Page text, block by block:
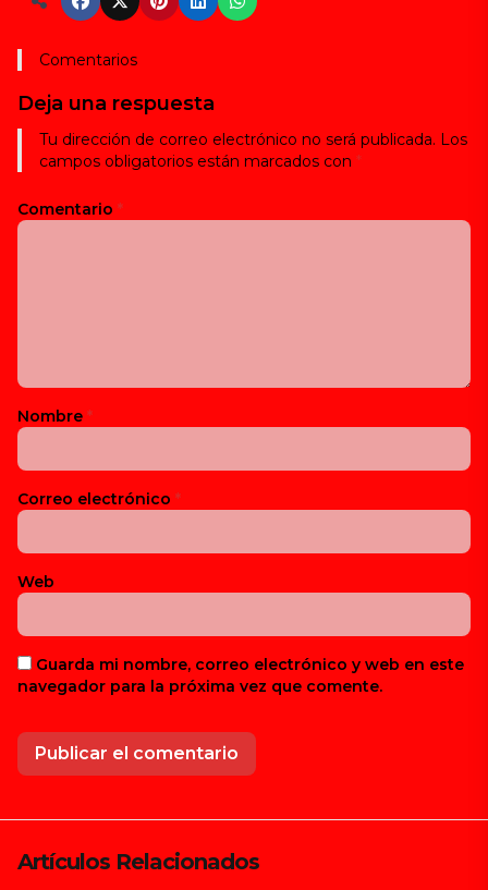
Comentarios
Deja una respuesta
Tu dirección de correo electrónico no será publicada. Los
campos obligatorios están marcados con *
Comentario *
Nombre *
Correo electrónico *
Web
Guarda mi nombre, correo electrónico y web en este
navegador para la próxima vez que comente.
Artículos Relacionados